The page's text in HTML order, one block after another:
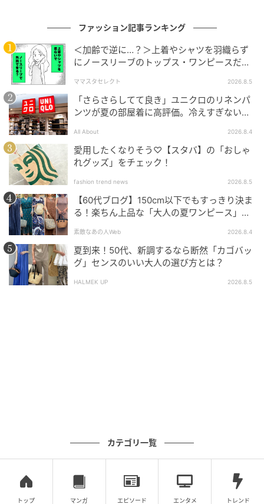
出典：ワークマン
【ワークマン】「あれこれまとまる巾着ポーチ」
¥780（税込）
コロンとした見た目が可愛い巾着ポーチは、バッグの
中で散らかりやすい小物の整理にぴったり。撥水仕様
で気軽に使いやすく、デイリーに取り入れやすそうな
のも魅力です。真ん中に仕切りが付いているので、中
身をざっくり分けながら収納できるのも嬉しいとこ
ろ。コスメやイヤホン、細かな必需品をひとまとめに
して持ち歩きたいときにも重宝しそうです。
配色デザインで気分を上げるポーチ
ファッション記事ランキング
＜加齢で逆に…？＞上着やシャツを羽織らず
にノースリーブのトップス・ワンピースだけ
ママスタセレクト 2026.8.5
「さらさらしてて良き」ユニクロのリネンパ
ンツが夏の部屋着に高評価。冷えすぎない肌
All About 2026.8.4
愛用したくなりそう♡【スタバ】の「おしゃ
れグッズ」をチェック！
fashion trend news 2026.8.5
【60代ブログ】150cm以下でもすっきり決ま
る！楽ちん上品な「大人の夏ワンピース」コ
素敵なあの人Web 2026.8.4
夏到来！50代、新調するなら断然「カゴバッ
グ」センスのいい大人の選び方とは？
HALMEK UP 2026.8.5
カテゴリ一覧
トップ マンガ エピソード エンタメ トレンド